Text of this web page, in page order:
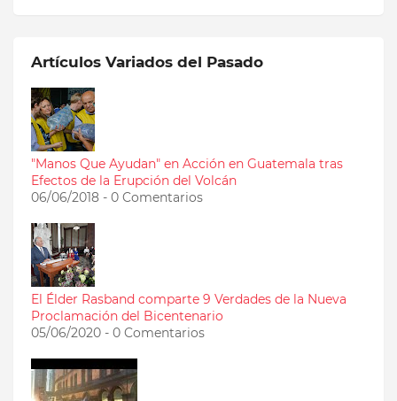
Artículos Variados del Pasado
"Manos Que Ayudan" en Acción en Guatemala tras
Efectos de la Erupción del Volcán
06/06/2018 - 0 Comentarios
El Élder Rasband comparte 9 Verdades de la Nueva
Proclamación del Bicentenario
05/06/2020 - 0 Comentarios